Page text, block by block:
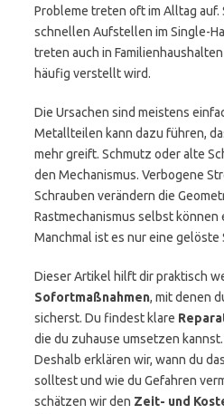
Probleme treten oft im Alltag auf.
schnellen Aufstellen im Single-
treten auch in
häufig verstellt wird.
Die Ursachen sind meistens
Metallteilen kann dazu führen,
mehr greift. Schmutz oder alte
den Mechanismus. Verbogene
Schrauben verändern die
Rastmechanismus selbst können
Manchmal ist es nur eine gelöste
Dieser Artikel hilft dir praktisch
Sofortmaßnahmen, mit denen
sicherst. Du findest klare
die du zuhause umsetzen
Deshalb erklären wir, wann du
solltest und wie du Gefahren
schätzen wir den Zeit- und